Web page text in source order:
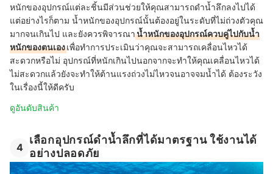
หนักของอุปกรณ์แต่ละชิ้นมีส่วนช่วยให้คุณสามารถดำน้ำลึกลงไปได้
แต่อย่างไรก็ตาม น้ำหนักของอุปกรณ์นั้นต้องอยู่ในระดับที่ไม่ถ่วงตัวคุณ
มากจนเกินไป และยังควรพิจารณาน้ำหนักของอุปกรณ์ควบคู่ไปกับน้ำ
หนักของตนเองเพื่อทำการประเมินว่าคุณจะสามารถเคลื่อนไหวได้
สะดวกหรือไม่ อุปกรณ์ที่หนักเกินไปนอกจากจะทำให้คุณเคลื่อนไหวได้
ไม่สะดวกแล้วยังจะทำให้ต้านแรงถ่วงไม่ไหวจนอาจจมน้ำได้ ต้องระวัง
ในเรื่องนี้ให้ดีครับ
ดูอันดับสินค้า
4
เลือกอุปกรณ์ดําน้ำลึกที่ได้มาตรฐาน ใช้งานได้
อย่างปลอดภัย